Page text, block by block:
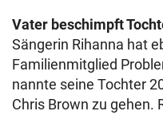
Vater beschimpft
Sängerin Rihanna hat
Familienmitglied
nannte seine Tochter
Chris Brown zu gehen.